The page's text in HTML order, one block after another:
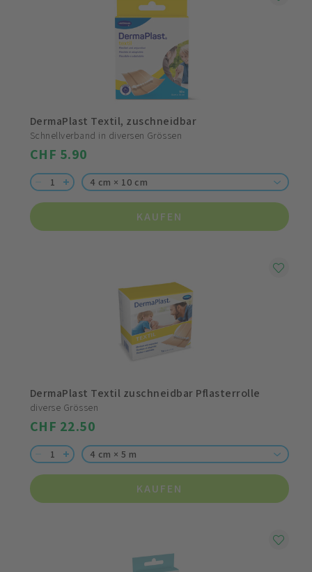
DermaPlast Textil, zuschneidbar
Schnellverband in diversen Grössen
CHF 5.90
4 cm × 10 cm
KAUFEN
DermaPlast Textil zuschneidbar Pflasterrolle
diverse Grössen
CHF 22.50
4 cm × 5 m
KAUFEN